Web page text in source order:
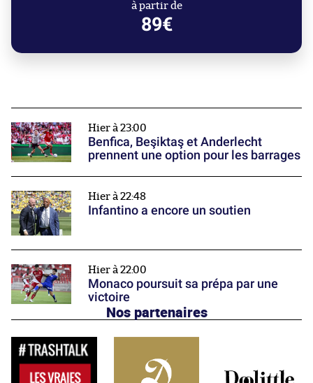
à partir de
89€
Hier à 23:00
Benfica, Beşiktaş et Anderlecht
prennent une option pour les barrages
Hier à 22:48
Infantino a encore un soutien
Hier à 22:00
Monaco poursuit sa prépa par une
victoire
Nos partenaires